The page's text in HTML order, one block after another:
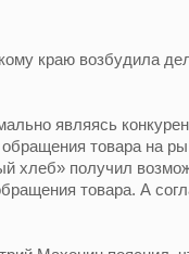
краю возбудила
являясь
товара на
хлеб» получил
товара. А